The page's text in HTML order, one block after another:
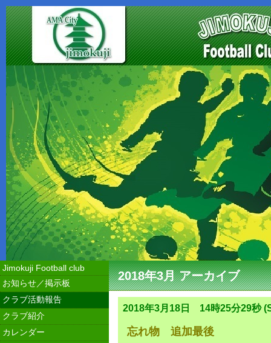
2018年3月 アーカイブ
2018年3月18日 14時25分29秒
忘れ物 追加最後
Jimokuji Football club
お知らせ／掲示板
クラブ活動報告
クラブ紹介
カレンダー